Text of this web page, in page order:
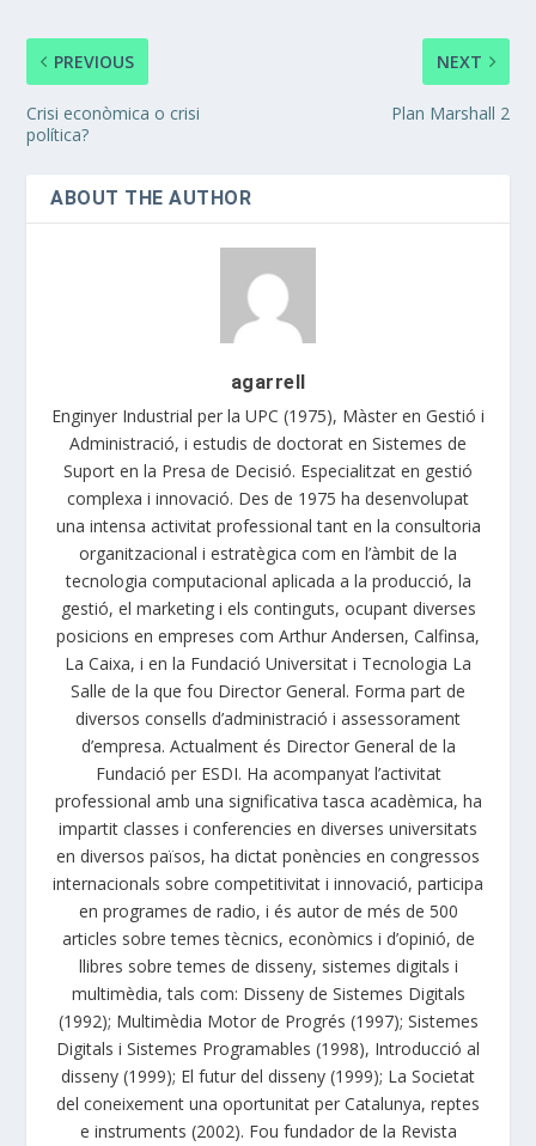
PREVIOUS
Crisi econòmica o crisi
política?
NEXT
Plan Marshall 2
ABOUT THE AUTHOR
agarrell
Enginyer Industrial per la UPC (1975), Màster en Gestió i
Administració, i estudis de doctorat en Sistemes de
Suport en la Presa de Decisió. Especialitzat en gestió
complexa i innovació. Des de 1975 ha desenvolupat
una intensa activitat professional tant en la consultoria
organitzacional i estratègica com en l’àmbit de la
tecnologia computacional aplicada a la producció, la
gestió, el marketing i els continguts, ocupant diverses
posicions en empreses com Arthur Andersen, Calfinsa,
La Caixa, i en la Fundació Universitat i Tecnologia La
Salle de la que fou Director General. Forma part de
diversos consells d’administració i assessorament
d’empresa. Actualment és Director General de la
Fundació per ESDI. Ha acompanyat l’activitat
professional amb una significativa tasca acadèmica, ha
impartit classes i conferencies en diverses universitats
en diversos països, ha dictat ponències en congressos
internacionals sobre competitivitat i innovació, participa
en programes de radio, i és autor de més de 500
articles sobre temes tècnics, econòmics i d’opinió, de
llibres sobre temes de disseny, sistemes digitals i
multimèdia, tals com: Disseny de Sistemes Digitals
(1992); Multimèdia Motor de Progrés (1997); Sistemes
Digitals i Sistemes Programables (1998), Introducció al
disseny (1999); El futur del disseny (1999); La Societat
del coneixement una oportunitat per Catalunya, reptes
e instruments (2002). Fou fundador de la Revista